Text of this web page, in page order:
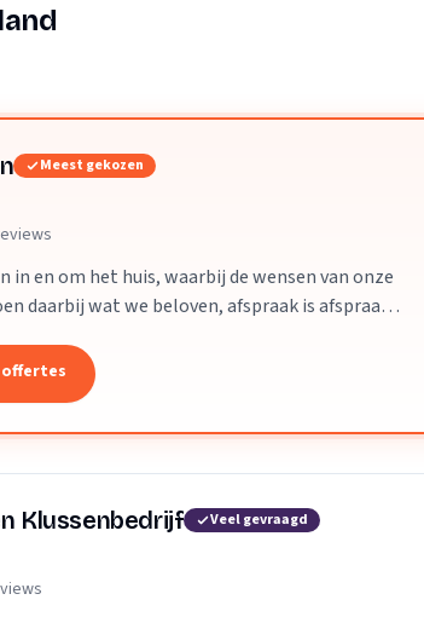
Meest gekozen
in en om het huis, waarbij de wensen van onze
daarbij wat we beloven, afspraak is afspraak.
Klussenbedrijf Veel gevraagd